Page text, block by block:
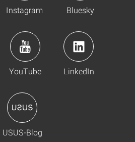
Instagram Bluesky
YouTube LinkedIn
USUS-Blog